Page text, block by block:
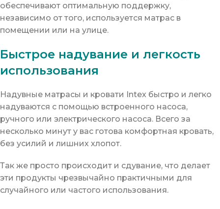
обеспечивают оптимальную поддержку,
независимо от того, используется матрас в
помещении или на улице.
Быстрое надувание и легкость
использования
Надувные матрасы и кровати Intex быстро и легко
надуваются с помощью встроенного насоса,
ручного или электрического насоса. Всего за
несколько минут у вас готова комфортная кровать,
без усилий и лишних хлопот.
Так же просто происходит и сдувание, что делает
эти продукты чрезвычайно практичными для
случайного или частого использования.